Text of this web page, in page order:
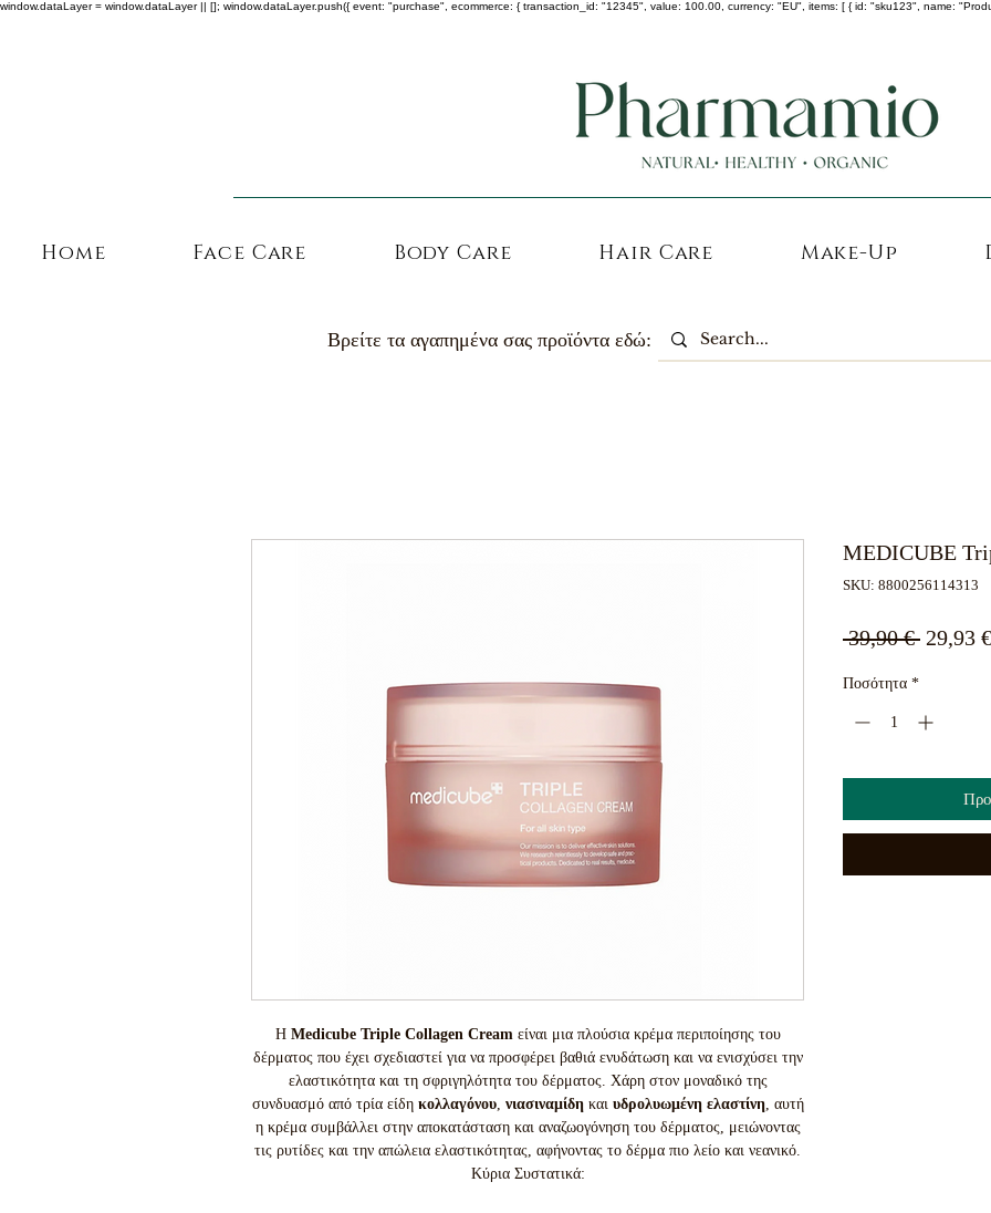
window.dataLayer = window.dataLayer || []; window.dataLayer.push({ event: "purchase", ecommerce: { transaction_id: "12345", value: 100.00, currency: "EU", items: [ { id: "sku123", name:
Home Face Care Body Care Hair Care Make-Up
Βρείτε τα αγαπημένα σας προϊόντα εδώ:
Η Medicube Triple Collagen Creamείναι μια πλούσια κρέμα περιποίησης του
δέρματος που έχει σχεδιαστεί για να προσφέρει βαθιά ενυδάτωση και να ενισχύσει την
ελαστικότητα και τη σφριγηλότητα του δέρματος. Χάρη στον μοναδικό της
συνδυασμό από τρία είδη κολλαγόνου, νιασιναμίδηκαι υδρολυωμένη ελαστίνη, αυτή
η κρέμα συμβάλλει στην αποκατάσταση και αναζωογόνηση του δέρματος, μειώνοντας
τις ρυτίδες και την απώλεια ελαστικότητας, αφήνοντας το δέρμα πιο λείο και νεανικό.
Κύρια Συστατικά:
MEDICUBE
SKU: 8800256114313
39,90 € Κανονική
29,93 €
Ποσότητα *